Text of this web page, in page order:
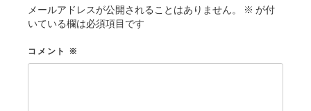
メールアドレスが公開されることはありません。 ※ が付
いている欄は必須項目です
コメント ※